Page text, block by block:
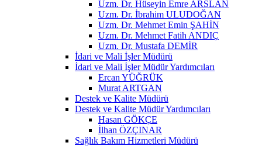
Uzm. Dr. Hüseyin Emre ARSLAN
Uzm. Dr. İbrahim ULUDOĞAN
Uzm. Dr. Mehmet Emin ŞAHİN
Uzm. Dr. Mehmet Fatih ANDIÇ
Uzm. Dr. Mustafa DEMİR
İdari ve Mali İşler Müdürü
İdari ve Mali İşler Müdür Yardımcıları
Ercan YÜĞRÜK
Murat ARTGAN
Destek ve Kalite Müdürü
Destek ve Kalite Müdür Yardımcıları
Hasan GÖKÇE
İlhan ÖZÇINAR
Sağlık Bakım Hizmetleri Müdürü